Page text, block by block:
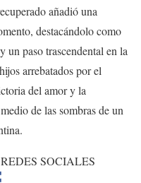
añadió una
destacándolo como
un paso trascendental en la
arrebatados por el
del amor y la
de las sombras de un
SOCIALES